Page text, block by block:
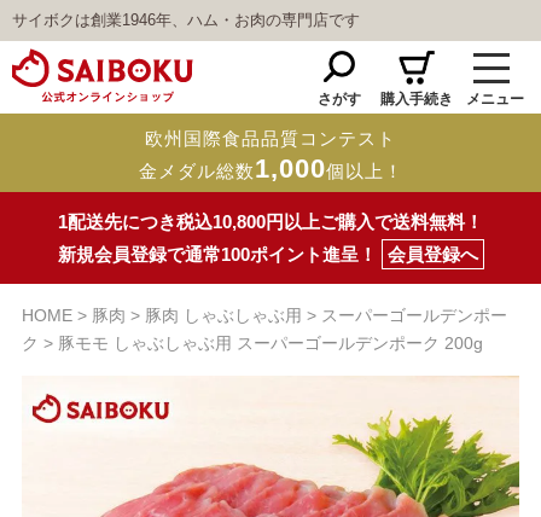
サイボクは創業1946年、ハム・お肉の専門店です
さがす 購入手続き メニュー
欧州国際食品品質コンテスト
金メダル総数1,000個以上！
1配送先につき税込10,800円以上ご購入で送料無料！
新規会員登録で通常100ポイント進呈！
会員登録へ
HOME 豚肉 豚肉 しゃぶしゃぶ用
スーパーゴールデンポー
ク
豚モモ しゃぶしゃぶ用 スーパーゴールデンポーク 200g